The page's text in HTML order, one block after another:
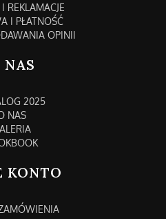
REKLAMACJE
I PŁATNOŚĆ
OPINII
NAS
2025
NAS
KONTO